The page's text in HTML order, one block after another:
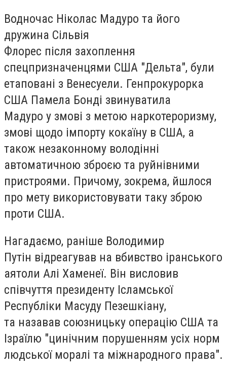
Водночас Ніколас Мадуро та його
дружина Сільвія
Флорес після захоплення
спецпризначенцями США "Дельта", були
етаповані з Венесуели. Генпрокурорка
США Памела Бонді звинуватила
Мадуро у змові з метою наркотероризму,
змові щодо імпорту кокаїну в США, а
також незаконному володінні
автоматичною зброєю та руйнівними
пристроями. Причому, зокрема, йшлося
про мету використовувати таку зброю
проти США.
Нагадаємо, раніше Володимир
Путін відреагував на вбивство іранського
аятоли Алі Хаменеї. Він висловив
співчуття президенту Ісламської
Республіки Масуду Пезешкіану,
та назавав союзницьку операцію США та
Ізраїлю "цинічним порушенням усіх норм
людської моралі та міжнародного права".